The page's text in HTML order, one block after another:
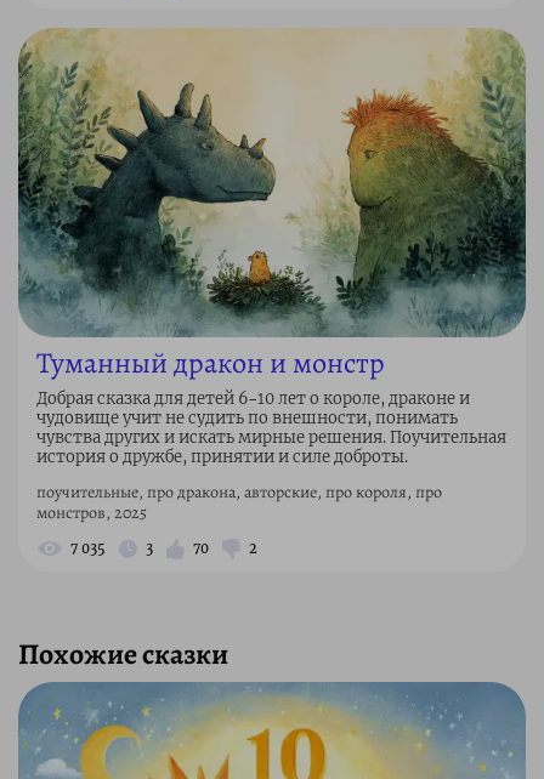
Туманный дракон и монстр
Добрая сказка для детей 6–10 лет о короле, драконе и
чудовище учит не судить по внешности, понимать
чувства других и искать мирные решения. Поучительная
история о дружбе, принятии и силе доброты.
поучительные, про дракона, авторские, про короля, про
монстров, 2025
7 035 3 70 2
Похожие сказки